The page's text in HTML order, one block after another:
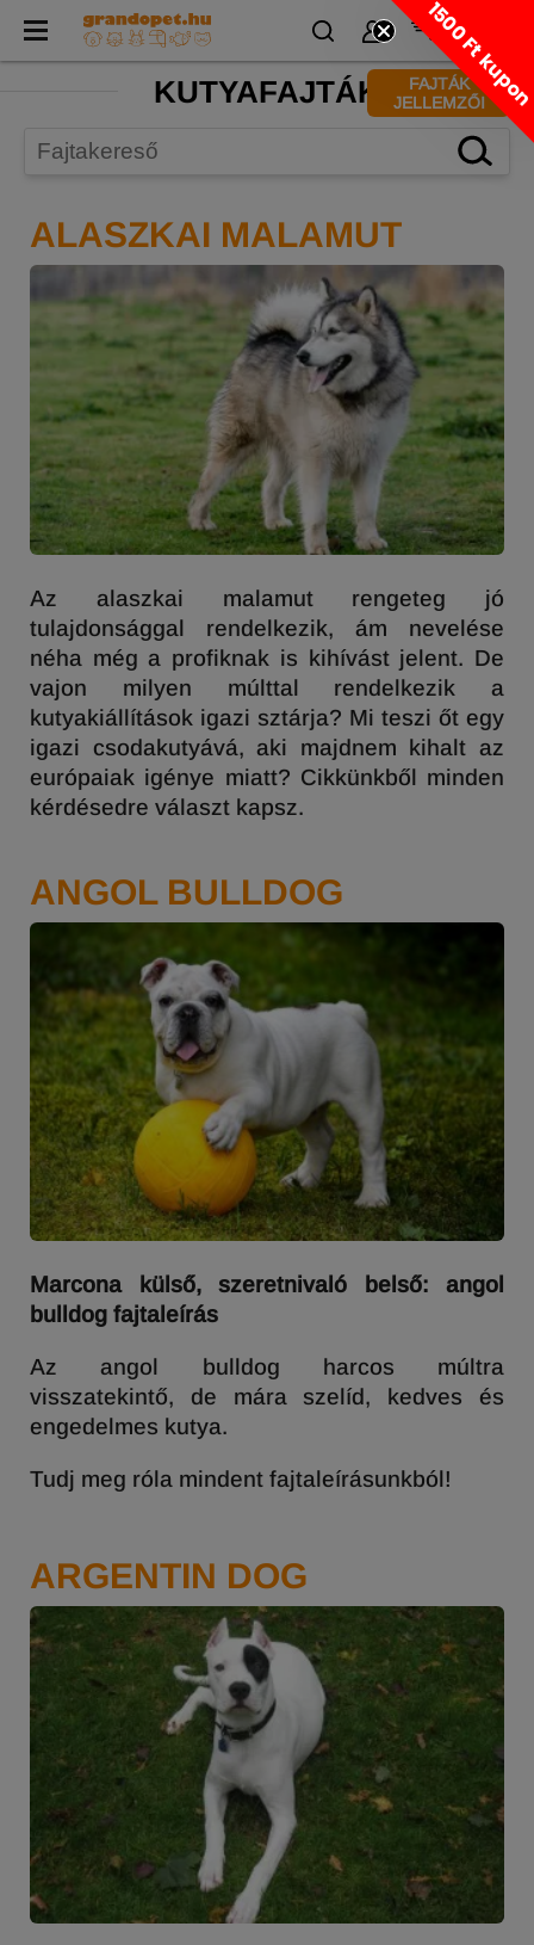
KUTYAFAJTÁK
ALASZKAI MALAMUT
Az alaszkai malamut rengeteg jó
tulajdonsággal rendelkezik, ám nevelése
néha még a profiknak is kihívást jelent. De
vajon milyen múlttal rendelkezik a
kutyakiállítások igazi sztárja? Mi teszi őt egy
igazi csodakutyává, aki majdnem kihalt az
európaiak igénye miatt? Cikkünkből minden
kérdésedre választ kapsz.
ANGOL BULLDOG
Marcona külső, szeretnivaló belső: angol
bulldog fajtaleírás
Az angol bulldog harcos múltra
visszatekintő, de mára szelíd, kedves és
engedelmes kutya.
Tudj meg róla mindent fajtaleírásunkból!
ARGENTIN DOG
FAJTÁK
JELLEMZŐI
1500 Ft